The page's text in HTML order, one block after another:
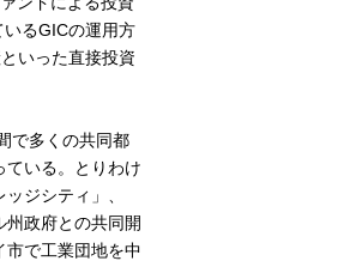
るGICの運用方
いった直接投資
で多くの共同都
ている。とりわけ
ジシティ」、
州政府との共同開
市で工業団地を中